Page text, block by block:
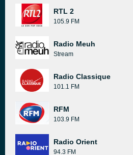
RTL 2
105.9 FM
Radio Meuh
Stream
Radio Classique
101.1 FM
RFM
103.9 FM
Radio Orient
94.3 FM